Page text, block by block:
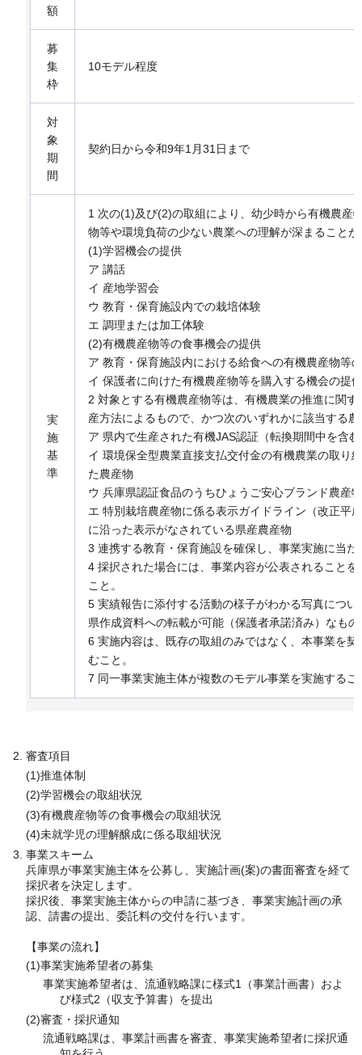
額
募
集
枠
10モデル程度
対
象
期
間
契約日から令和9年1月31日まで
実
施
基
準
1 次の(1)及び(2)の取組により、幼少時から有機農産
物等や環境負荷の少ない農業への理解が深まること
(1)学習機会の提供
ア 講話
イ 産地学習会
ウ 教育・保育施設内での栽培体験
エ 調理または加工体験
(2)有機農産物等の食事機会の提供
ア 教育・保育施設内における給食への有機農産物等
イ 保護者に向けた有機農産物等を購入する機会の提供
2 対象とする有機農産物等は、有機農業の推進に関
産方法によるもので、かつ次のいずれかに該当する
ア 県内で生産された有機JAS認証（転換期間中を含
イ 環境保全型農業直接支払交付金の有機農業の取り
た農産物
ウ 兵庫県認証食品のうちひょうご安心ブランド農産物
エ 特別栽培農産物に係る表示ガイドライン（改正平
に沿った表示がなされている県産農産物
3 連携する教育・保育施設を確保し、事業実施に当
4 採択された場合には、事業内容が公表されること
こと。
5 実績報告に添付する活動の様子がわかる写真につ
県作成資料への転載が可能（保護者承諾済み）なも
6 実施内容は、既存の取組のみではなく、本事業を
むこと。
7 同一事業実施主体が複数のモデル事業を実施するこ
審査項目
(1)推進体制
(2)学習機会の取組状況
(3)有機農産物等の食事機会の取組状況
(4)未就学児の理解醸成に係る取組状況
事業スキーム
兵庫県が事業実施主体を公募し、実施計画(案)の書面審査を経て
採択者を決定します。
採択後、事業実施主体からの申請に基づき、事業実施計画の承
認、請書の提出、委託料の交付を行います。
【事業の流れ】
(1)事業実施希望者の募集
事業実施希望者は、流通戦略課に様式1（事業計画書）およ
び様式2（収支予算書）を提出
(2)審査・採択通知
流通戦略課は、事業計画書を審査、事業実施希望者に採択通